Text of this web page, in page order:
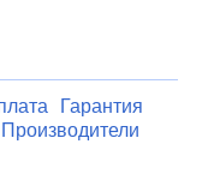
Гарантия
Производители